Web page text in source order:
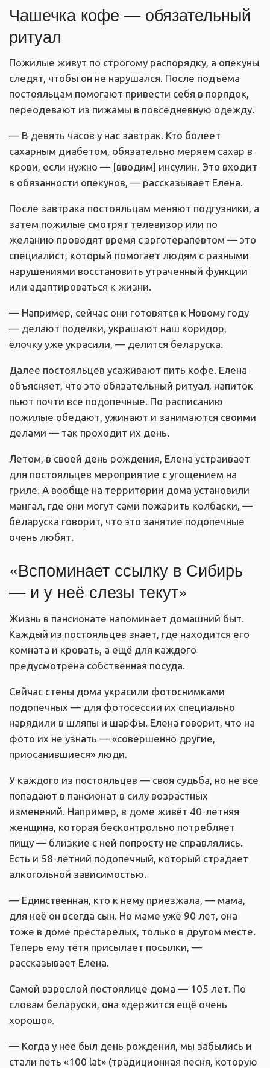
Чашечка кофе — обязательный
ритуал
Пожилые живут по строгому распорядку, а опекуны
следят, чтобы он не нарушался. После подъёма
постояльцам помогают привести себя в порядок,
переодевают из пижамы в повседневную одежду.
— В девять часов у нас завтрак. Кто болеет
сахарным диабетом, обязательно меряем сахар в
крови, если нужно — [вводим] инсулин. Это входит
в обязанности опекунов, — рассказывает Елена.
После завтрака постояльцам меняют подгузники, а
затем пожилые смотрят телевизор или по
желанию проводят время с эрготерапевтом — это
специалист, который помогает людям с разными
нарушениями восстановить утраченный функции
или адаптироваться к жизни.
— Например, сейчас они готовятся к Новому году
— делают поделки, украшают наш коридор,
ёлочку уже украсили, — делится беларуска.
Далее постояльцев усаживают пить кофе. Елена
объясняет, что это обязательный ритуал, напиток
пьют почти все подопечные. По расписанию
пожилые обедают, ужинают и занимаются своими
делами — так проходит их день.
Летом, в своей день рождения, Елена устраивает
для постояльцев мероприятие с угощением на
гриле. А вообще на территории дома установили
мангал, где они могут сами пожарить колбаски, —
беларуска говорит, что это занятие подопечные
очень любят.
«Вспоминает ссылку в Сибирь
— и у неё слезы текут»
Жизнь в пансионате напоминает домашний быт.
Каждый из постояльцев знает, где находится его
комната и кровать, а ещё для каждого
предусмотрена собственная посуда.
Сейчас стены дома украсили фотоснимками
подопечных — для фотосессии их специально
нарядили в шляпы и шарфы. Елена говорит, что на
фото их не узнать — «совершенно другие,
приосанившиеся» люди.
У каждого из постояльцев — своя судьба, но не все
попадают в пансионат в силу возрастных
изменений. Например, в доме живёт 40-летняя
женщина, которая бесконтрольно потребляет
пищу — близкие с ней попросту не справлялись.
Есть и 58-летний подопечный, который страдает
алкогольной зависимостью.
— Единственная, кто к нему приезжала, — мама,
для неё он всегда сын. Но маме уже 90 лет, она
тоже в доме престарелых, только в другом месте.
Теперь ему тётя присылает посылки, —
рассказывает Елена.
Самой взрослой постоялице дома — 105 лет. По
словам беларуски, она «держится ещё очень
хорошо».
— Когда у неё был день рождения, мы забылись и
стали петь «100 lat» (традиционная песня, которую